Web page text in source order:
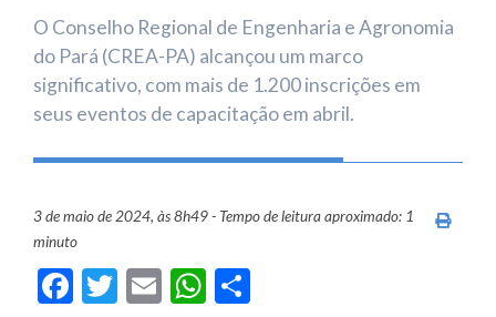
O Conselho Regional de Engenharia e Agronomia
do Pará (CREA-PA) alcançou um marco
significativo, com mais de 1.200 inscrições em
seus eventos de capacitação em abril.
3 de maio de 2024, às 8h49 - Tempo de leitura aproximado: 1
minuto
Facebook
Twitter
EmailWhatsApp